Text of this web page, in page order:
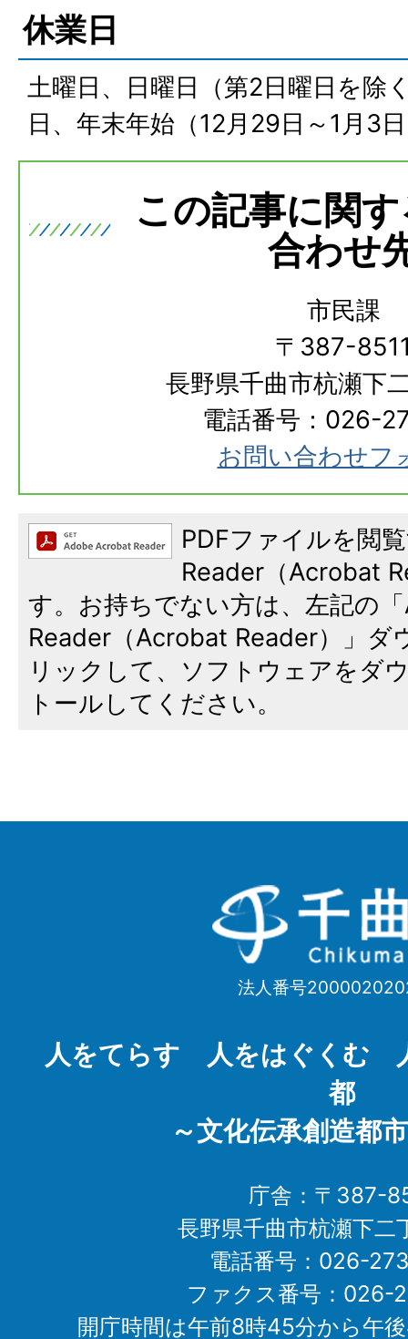
休業日
土曜日、日曜日（第2日曜日を除
日、年末年始（12月29日～1月3
この記事に関
合わせ
市民課
〒387-
長野県千曲市杭瀬下
電話番号：026-
お問い合わせフ
PDFファイルを閲
Reader（Acrobat
す。お持ちでない方は、左記の
Reader（Acrobat Reader）」ダ
リックして、ソフトウェアをダ
トールしてください。
千
曲
Chikuma
法人番号
人をてらす 人をはぐくむ
都
～文化伝承創造都
庁舎：〒387-
長野県千曲市杭瀬下二
電話番号：026-
ファクス番号：026-
開庁時間は午前8時45分から午